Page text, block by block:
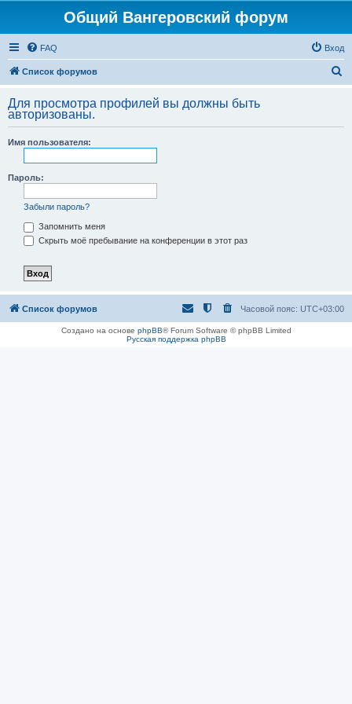
Общий Вангеровский форум
FAQ Вход
Список форумов
с
Для просмотра профилей вы должны быть
авторизованы.
Имя пользователя:
Пароль:
Забыли пароль?
Запомнить меня
Скрыть моё пребывание на конференции в этот раз
Список форумов Часовой пояс: UTC+03:00
Создано на основе phpBB® Forum Software © phpBB Limited
Русская поддержка phpBB